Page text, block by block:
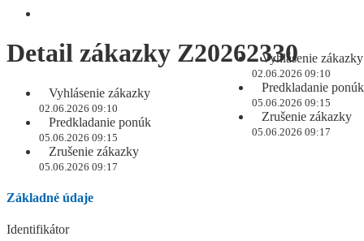
Vyhlásenie zákazky
02.06.2026 09:10
Predkladanie ponúk
05.06.2026 09:15
Zrušenie zákazky
05.06.2026 09:17
Detail zákazky Z20262330
Vyhlásenie zákazky
02.06.2026 09:10
Predkladanie ponúk
05.06.2026 09:15
Zrušenie zákazky
05.06.2026 09:17
Základné údaje
Identifikátor